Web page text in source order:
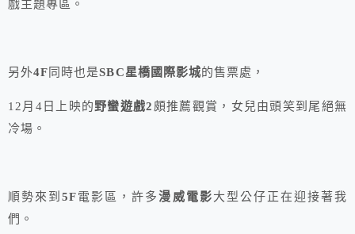
戲主題專區。
另外4F 同時也是SBC星橋國際影城的售票處，
12月4日上映的野蠻遊戲2頗推薦觀賞，女兒由頭笑到尾絕無
冷場。
順勢來到5F電影區，許多漫威電影大型公仔正在迎接著我
們。